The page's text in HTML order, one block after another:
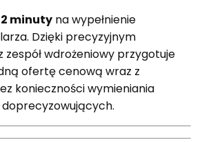
2 minuty na wypełnienie
Dzięki precyzyjnym
wdrożeniowy przygotuje
ofertę cenową wraz z
konieczności wymieniania